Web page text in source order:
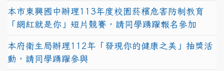
本市東興國中辦理113年度校園菸檳危害防制教育
「網紅就是你」短片競賽，請同學踴躍報名參加
本府衛生局辦理112年「發現你的健康之美」抽獎活
動，請同學踴躍參與